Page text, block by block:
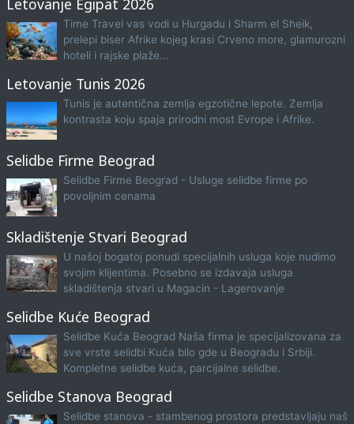
Time Travel vas vodi u Hurgadu i Sharm el Sheik,
prelepi biser Afrike kojeg krasi Crveno more, glamurozni
hoteli i rajske plaže...
Letovanje Tunis 2026
Tunis je autentična zemlja egzotične lepote. Zemlja
kontrasta koju spaja prirodni most Evrope i Afrike.
Selidbe Firme Beograd
Selidbe Firme Beograd - Usluge selidbe firme po
povoljnim cenama
Skladištenje Stvari Beograd
U našoj bogatoj ponudi specijalnih usluga koje nudimo
svojim klijentima. Posebno se izdavaja usluga
skladištenja stvari u Magacin - Lagerovanje
Selidbe Kuće Beograd
Selidbe Kuća Beograd Naša firma je specijalizovana za
sve vrste selidbi Kuća bilo gde u Beogradu i Srbiji.
Kompletne selidbe kuća, parcijalne selidbe.
Selidbe Stanova Beograd
Selidbe stanova - stambenog prostora predstavljaju naš